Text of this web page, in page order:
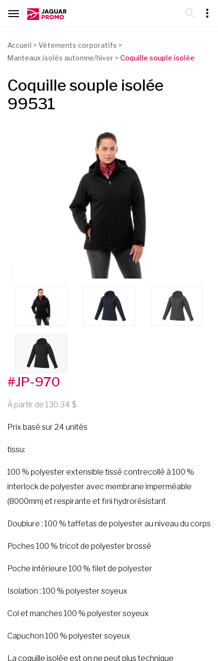
Accueil > Vêtements corporatifs >
Manteaux isolés automne/hiver > Coquille souple isolée
Coquille souple isolée
99531
#JP-970
À partir de 130.34
Prix basé sur 24 unités
tissu:
100 % polyester extensible tissé contrecollé à 100 %
interlock de polyester avec membrane imperméable
(8000mm) et respirante et fini hydrorésistant
Doublure : 100 % taffetas de polyester au niveau du corps
Poches 100 % tricot de polyester brossé
Poche intérieure 100 % filet de polyester
Isolation : 100 % polyester soyeux
Col et manches 100 % polyester soyeux
Capuchon 100 % polyester soyeux
La coquille isolée est on ne peut plus technique